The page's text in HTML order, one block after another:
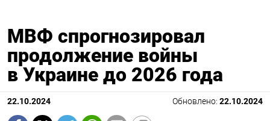
МВФ спрогнозировал
продолжение войны
в Украине до 2026 года
22.10.2024 Обновлено: 22.10.2024